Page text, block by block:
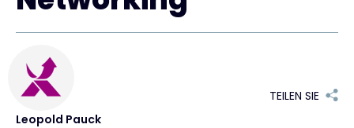
Exclusive Access Anmeldung
Leopold Pauck
TEILEN SIE